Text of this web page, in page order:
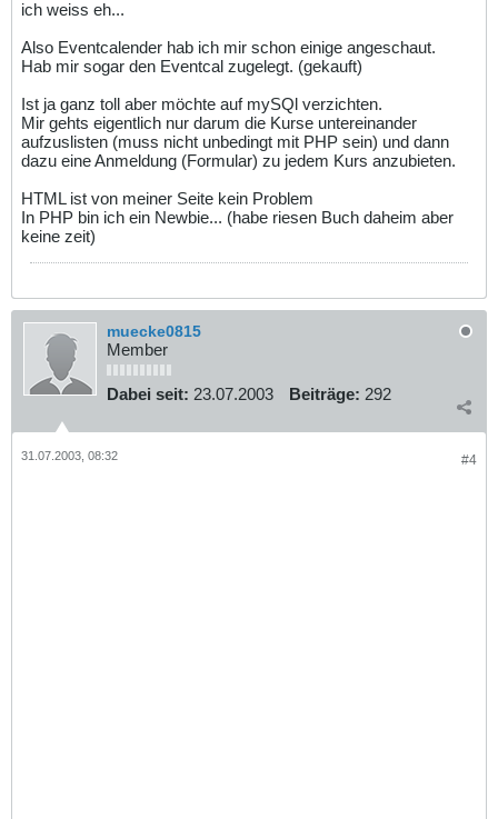
ich weiss eh...
Also Eventcalender hab ich mir schon einige angeschaut.
Hab mir sogar den Eventcal zugelegt. (gekauft)
Ist ja ganz toll aber möchte auf mySQl verzichten.
Mir gehts eigentlich nur darum die Kurse untereinander
aufzuslisten (muss nicht unbedingt mit PHP sein) und dann
dazu eine Anmeldung (Formular) zu jedem Kurs anzubieten.
HTML ist von meiner Seite kein Problem
In PHP bin ich ein Newbie... (habe riesen Buch daheim aber
keine zeit)
muecke0815
Member
Dabei seit: 23.07.2003 Beiträge: 292
#4
31.07.2003, 08:32